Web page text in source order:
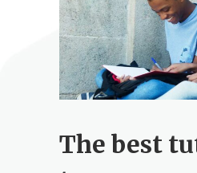
The best